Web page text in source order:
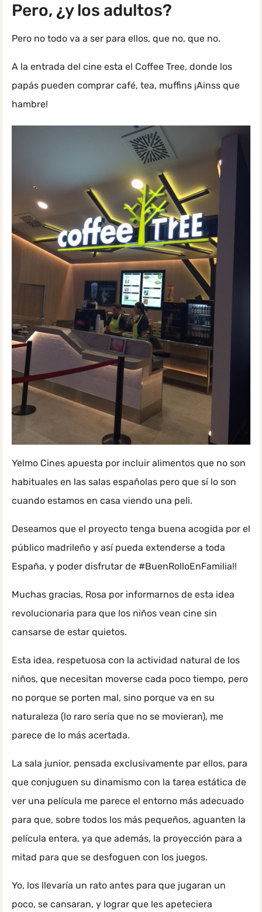
Pero, ¿y los adultos?
Pero no todo va a ser para ellos, que no, que no.
A la entrada del cine esta el Coffee Tree, donde los
papás pueden comprar café, tea, muffins ¡Ainss que
hambre!
Yelmo Cines apuesta por incluir alimentos que no son
habituales en las salas españolas pero que sí lo son
cuando estamos en casa viendo una peli.
Deseamos que el proyecto tenga buena acogida por el
público madrileño y así pueda extenderse a toda
España, y poder disfrutar de #BuenRolloEnFamilia!!
Muchas gracias, Rosa por informarnos de esta idea
revolucionaria para que los niños vean cine sin
cansarse de estar quietos.
Esta idea, respetuosa con la actividad natural de los
niños, que necesitan moverse cada poco tiempo, pero
no porque se porten mal, sino porque va en su
naturaleza (lo raro sería que no se movieran), me
parece de lo más acertada.
La sala junior, pensada exclusivamente par ellos, para
que conjuguen su dinamismo con la tarea estática de
ver una película me parece el entorno más adecuado
para que, sobre todos los más pequeños, aguanten la
película entera, ya que además, la proyección para a
mitad para que se desfoguen con los juegos.
Yo, los llevaría un rato antes para que jugaran un
poco, se cansaran, y lograr que les apeteciera